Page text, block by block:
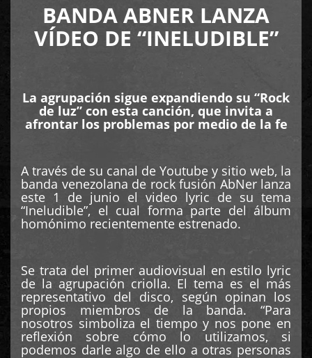
BANDA ABNER LANZA
VÍDEO DE “INELUDIBLE”
La agrupación sigue expandiendo su “Rock
de luz” con esta canción, que invita a
afrontar los problemas por medio de la fe
A través de su canal de Youtube y sitio web, la
banda venezolana de rock fusión AbNer lanza
este 1 de junio el video lyric de su tema
“Ineludible”, el cual forma parte del álbum
homónimo recientemente estrenado.
Se trata del primer audiovisual en estilo lyric
de la agrupación criolla. El tema es el más
representativo del disco, según opinan los
propios miembros de la banda. “Para
nosotros simboliza el tiempo y nos pone en
reflexión sobre cómo lo utilizamos, si
podemos darle algo de ello a otras personas